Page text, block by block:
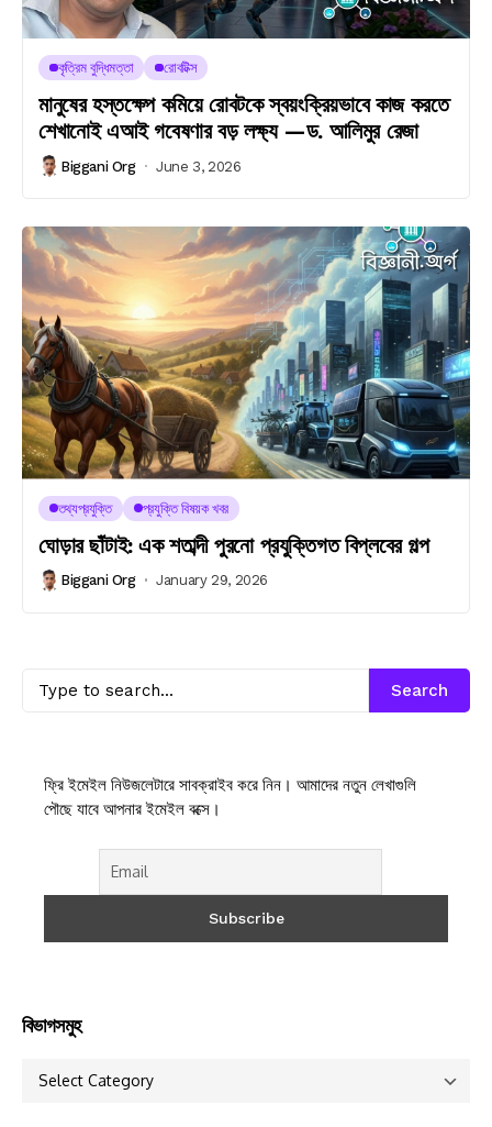
কৃত্রিম বুদ্ধিমত্তা রোবটিক্স
মানুষের হস্তক্ষেপ কমিয়ে রোবটকে স্বয়ংক্রিয়ভাবে কাজ করতে
শেখানোই এআই গবেষণার বড় লক্ষ্য —ড. আলিমুর রেজা
Biggani Org June 3, 2026
তথ্যপ্রযুক্তি প্রযুক্তি বিষয়ক খবর
ঘোড়ার ছাঁটাই: এক শতাব্দী পুরনো প্রযুক্তিগত বিপ্লবের গল্প
Biggani Org January 29, 2026
Search
ফ্রি ইমেইল নিউজলেটারে সাবক্রাইব করে নিন। আমাদের নতুন লেখাগুলি
পৌছে যাবে আপনার ইমেইল বক্সে।
বিভাগসমুহ